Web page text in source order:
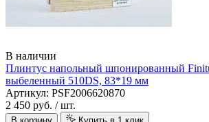
В наличии
Плинтус напольный шпонированный
выбеленный 510DS, 83*19 мм
Артикул: PSF2006620870
2 450 руб. / шт.